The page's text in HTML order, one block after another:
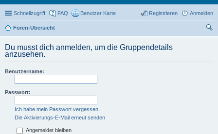
Schnellzugriff FAQ Benutzer Karte Anmelden
Registrieren
Foren-Übersicht
Du musst dich anmelden, um die Gruppendetails
anzusehen.
Benutzername:
Passwort:
Ich habe mein Passwort vergessen
Die Aktivierungs-E-Mail erneut senden
Angemeldet bleiben